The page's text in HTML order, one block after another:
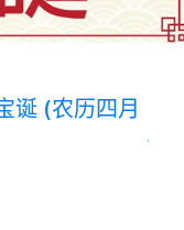
诞 (农历四月